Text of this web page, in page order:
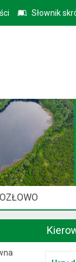
Słownik